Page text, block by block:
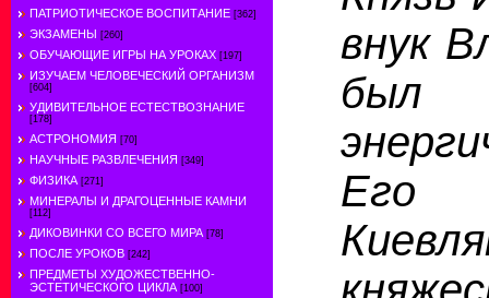
ПАТРИОТИЧЕСКОЕ ВОСПИТАНИЕ [362]
ЭКЗАМЕНЫ [260]
ОБУЧАЮЩИЕ ИГРЫ НА УРОКАХ [197]
ИЗУЧАЕМ ЧЕЛОВЕЧЕСКИЙ ОРГАНИЗМ
[604]
УДИВИТЕЛЬНОЕ ЕСТЕСТВОЗНАНИЕ
[178]
АСТРОНОМИЯ [70]
НАУЧНЫЕ РАЗВЛЕЧЕНИЯ [349]
ФИЗИКА [271]
МИНЕРАЛЫ И ДРАГОЦЕННЫЕ КАМНИ
[112]
ДИКОВИНКИ СО ВСЕГО МИРА [78]
ПОСЛЕ УРОКОВ [242]
ПРЕДМЕТЫ ХУДОЖЕСТВЕННО-
ЭСТЕТИЧЕСКОГО ЦИКЛА [100]
внук
был
Его